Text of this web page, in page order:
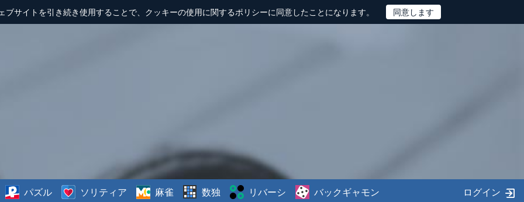
ブサイトを引き続き使用することで、クッキーの使用に関するポリシーに同意したことになります。
パズル ソリティア 麻雀 数独 リバーシ バックギャモン ログイン